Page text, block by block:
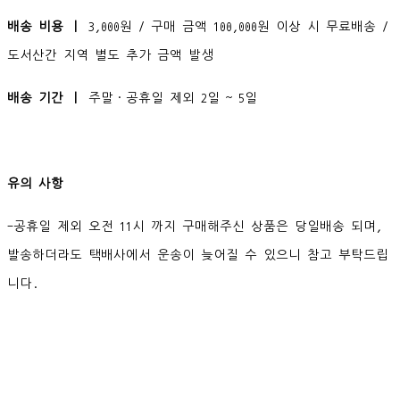
배송 비용 ㅣ 3,000원 / 구매 금액 100,000원 이상 시 무료배송 /
도서산간 지역 별도 추가 금액 발생
배송 기간 ㅣ 주말·공휴일 제외 2일 ~ 5일
유의 사항
-공휴일 제외 오전 11시 까지 구매해주신 상품은 당일배송 되며,
발송하더라도 택배사에서 운송이 늦어질 수 있으니 참고 부탁드립
니다.